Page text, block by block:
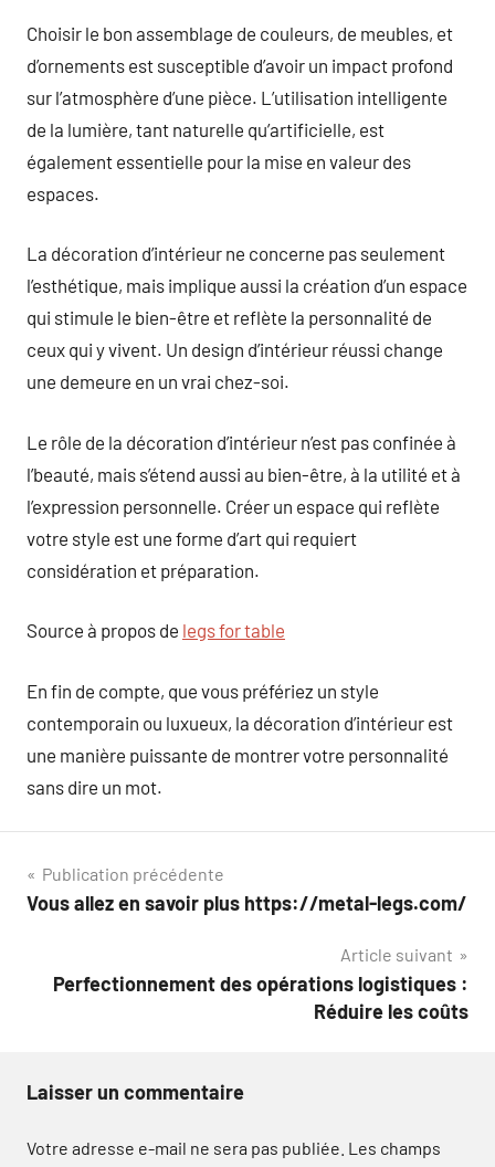
Choisir le bon assemblage de couleurs, de meubles, et
d’ornements est susceptible d’avoir un impact profond
sur l’atmosphère d’une pièce. L’utilisation intelligente
de la lumière, tant naturelle qu’artificielle, est
également essentielle pour la mise en valeur des
espaces.
La décoration d’intérieur ne concerne pas seulement
l’esthétique, mais implique aussi la création d’un espace
qui stimule le bien-être et reflète la personnalité de
ceux qui y vivent. Un design d’intérieur réussi change
une demeure en un vrai chez-soi.
Le rôle de la décoration d’intérieur n’est pas confinée à
l’beauté, mais s’étend aussi au bien-être, à la utilité et à
l’expression personnelle. Créer un espace qui reflète
votre style est une forme d’art qui requiert
considération et préparation.
Source à propos de legs for table
En fin de compte, que vous préfériez un style
contemporain ou luxueux, la décoration d’intérieur est
une manière puissante de montrer votre personnalité
sans dire un mot.
Navigation
de
Publication précédente
Vous allez en savoir plus https://metal-legs.com/
Article suivant
Perfectionnement des opérations logistiques :
Réduire les coûts
Laisser un commentaire
Votre adresse e-mail ne sera pas publiée. Les champs